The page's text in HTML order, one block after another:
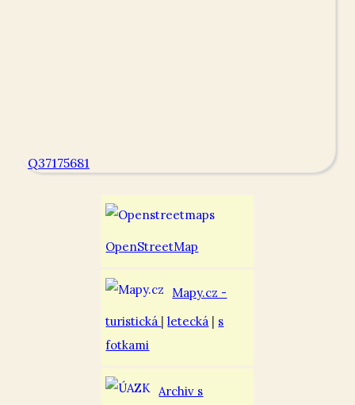
Q37175681
OpenStreetMap
Mapy.cz -
turistická
|letecká
s
fotkami
Archiv s